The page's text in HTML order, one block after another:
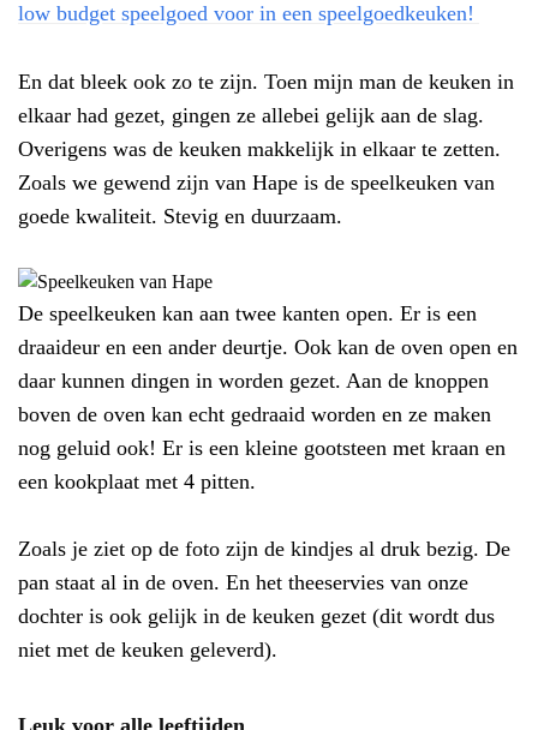
low budget speelgoed voor in een speelgoedkeuken!
En dat bleek ook zo te zijn. Toen mijn man de keuken in
elkaar had gezet, gingen ze allebei gelijk aan de slag.
Overigens was de keuken makkelijk in elkaar te zetten.
Zoals we gewend zijn van Hape is de speelkeuken van
goede kwaliteit. Stevig en duurzaam.
De speelkeuken kan aan twee kanten open. Er is een
draaideur en een ander deurtje. Ook kan de oven open en
daar kunnen dingen in worden gezet. Aan de knoppen
boven de oven kan echt gedraaid worden en ze maken
nog geluid ook! Er is een kleine gootsteen met kraan en
een kookplaat met 4 pitten.
Zoals je ziet op de foto zijn de kindjes al druk bezig. De
pan staat al in de oven. En het theeservies van onze
dochter is ook gelijk in de keuken gezet (dit wordt dus
niet met de keuken geleverd).